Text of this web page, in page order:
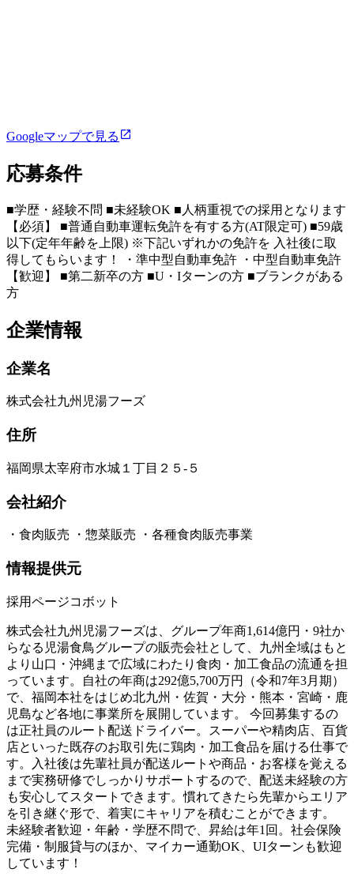
Googleマップで見る
応募条件
■学歴・経験不問 ■未経験OK ■人柄重視での採用となります
【必須】 ■普通自動車運転免許を有する方(AT限定可) ■59歳
以下(定年年齢を上限) ※下記いずれかの免許を 入社後に取
得してもらいます！ ・準中型自動車免許 ・中型自動車免許
【歓迎】 ■第二新卒の方 ■U・Iターンの方 ■ブランクがある
方
企業情報
企業名
株式会社九州児湯フーズ
住所
福岡県太宰府市水城１丁目２５‐５
会社紹介
・食肉販売 ・惣菜販売 ・各種食肉販売事業
情報提供元
採用ページコボット
株式会社九州児湯フーズは、グループ年商1,614億円・9社か
らなる児湯食鳥グループの販売会社として、九州全域はもと
より山口・沖縄まで広域にわたり食肉・加工食品の流通を担
っています。自社の年商は292億5,700万円（令和7年3月期）
で、福岡本社をはじめ北九州・佐賀・大分・熊本・宮崎・鹿
児島など各地に事業所を展開しています。 今回募集するの
は正社員のルート配送ドライバー。スーパーや精肉店、百貨
店といった既存のお取引先に鶏肉・加工食品を届ける仕事で
す。入社後は先輩社員が配送ルートや商品・お客様を覚える
まで実務研修でしっかりサポートするので、配送未経験の方
も安心してスタートできます。慣れてきたら先輩からエリア
を引き継ぐ形で、着実にキャリアを積むことができます。
未経験者歓迎・年齢・学歴不問で、昇給は年1回。社会保険
完備・制服貸与のほか、マイカー通勤OK、UIターンも歓迎
しています！